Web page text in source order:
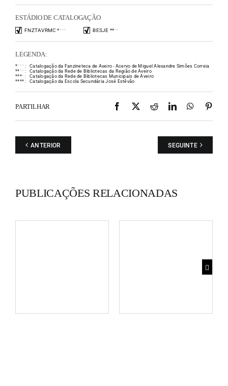
ESTÁDIO DE CATALOGAÇÃO
FNZTAVRMC **** BESJE ****
LEGENDA:
** * * :
Catalogação da Fanzineteca de Aveiro - Acervo de Miguel Alexandre Simões Correia
** * * :
Catalogação da Rede de Bibliotecas da Região de Aveiro
**** :
Catalogação da Rede de Bibliotecas Municipais de Aveiro
**** : Catalogação da Escola Secundária José Estêvão
PARTILHAR Facebook
X RedditLinkedIn
ANTERIOR SEGUINTE
PUBLICAÇÕES RELACIONADAS